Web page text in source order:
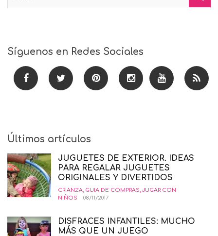
Síguenos en Redes Sociales
Últimos artículos
JUGUETES DE EXTERIOR. IDEAS
PARA REGALAR JUGUETES
ORIGINALES Y DIVERTIDOS
CRIANZA, GUIA DE COMPRAS, JUGAR CON
NIÑOS
08/11/2017
DISFRACES INFANTILES: MUCHO
MÁS QUE UN JUEGO